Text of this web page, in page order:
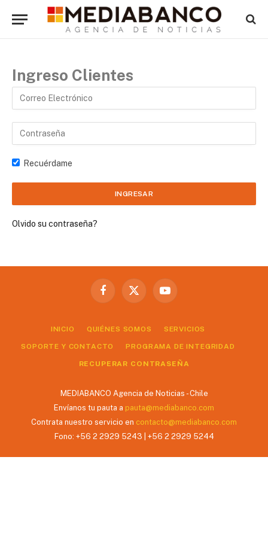
Ingreso Clientes
Recuérdame
Olvido su contraseña?
Facebook
X
YouTube
INICIO QUIÉNES SOMOS SERVICIOS
SOPORTE Y CONTACTO PROGRAMA DE INTEGRIDAD
RECUPERAR CONTRASEÑA
MEDIABANCO Agencia de Noticias - Chile
Envíanos tu pauta a pauta@mediabanco.com
Contrata nuestro servicio en contacto@mediabanco.com
Fono: +56 2 2929 5243 | +56 2 2929 5244